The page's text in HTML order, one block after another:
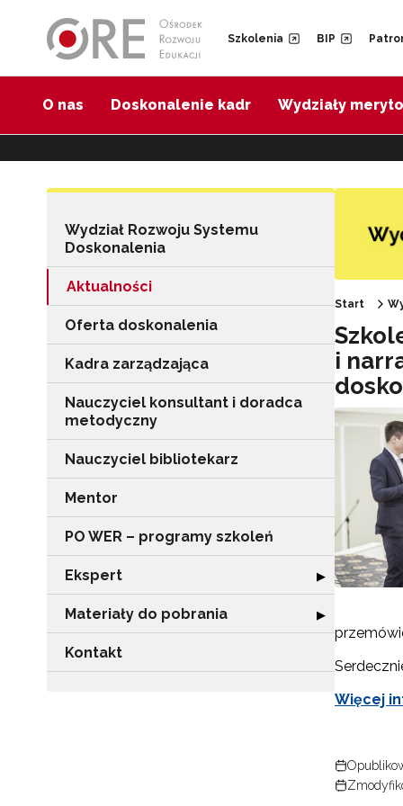
Szkolenia BIP
O nas Doskonalenie kadr Wydziały
Wydział Rozwoju Systemu
Doskonalenia
Aktualności
Oferta doskonalenia
Kadra zarządzająca
Nauczyciel konsultant i doradca
metodyczny
Nauczyciel bibliotekarz
Mentor
PO WER – programy szkoleń
Ekspert Rozwiń sekcję
▶
Materiały do pobrania Rozwiń sekcję
▶
Kontakt
Start
i
Więcej